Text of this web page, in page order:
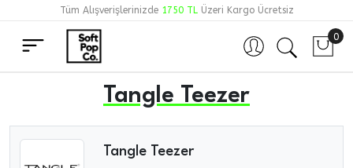
Tüm Alışverişlerinizde 1750 TLÜzeri Kargo Ücretsiz
Hesabım 0
Tangle Teezer
Tangle Teezer